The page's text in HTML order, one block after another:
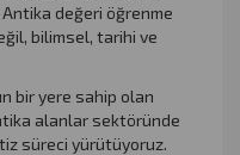
Antika değeri öğrenme
bilimsel, tarihi ve
bir yere sahip olan
alanlar sektöründe
süreci yürütüyoruz.